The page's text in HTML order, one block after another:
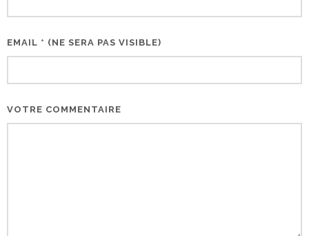
EMAIL * (NE SERA PAS VISIBLE)
VOTRE COMMENTAIRE